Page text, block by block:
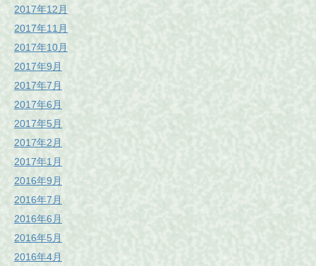
2017年12月
2017年11月
2017年10月
2017年9月
2017年7月
2017年6月
2017年5月
2017年2月
2017年1月
2016年9月
2016年7月
2016年6月
2016年5月
2016年4月